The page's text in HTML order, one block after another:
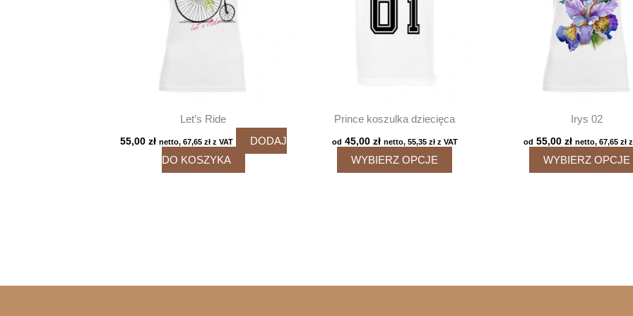
Let’s Ride
55,00 zł netto, 67,65 złz VAT
DODAJ
DO KOSZYKA
Prince koszulka dziecięca
od 45,00 zł netto, 55,35 złz VAT
WYBIERZ OPCJE
Irys 02
od 55,00zł netto,67,65zł
WYBIERZ OPCJE